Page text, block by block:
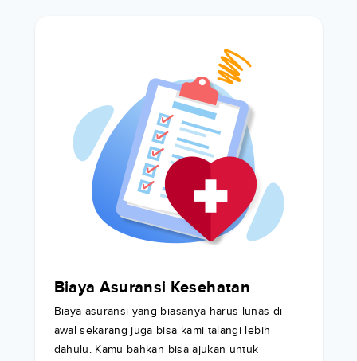
Biaya Asuransi Kesehatan
Biaya asuransi yang biasanya harus lunas di
awal sekarang juga bisa kami talangi lebih
dahulu. Kamu bahkan bisa ajukan untuk